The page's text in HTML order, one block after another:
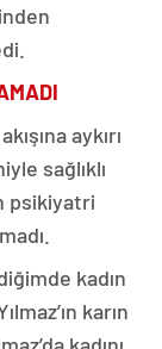
aykırı
sağlıklı
psikiyatri
kadın
karın